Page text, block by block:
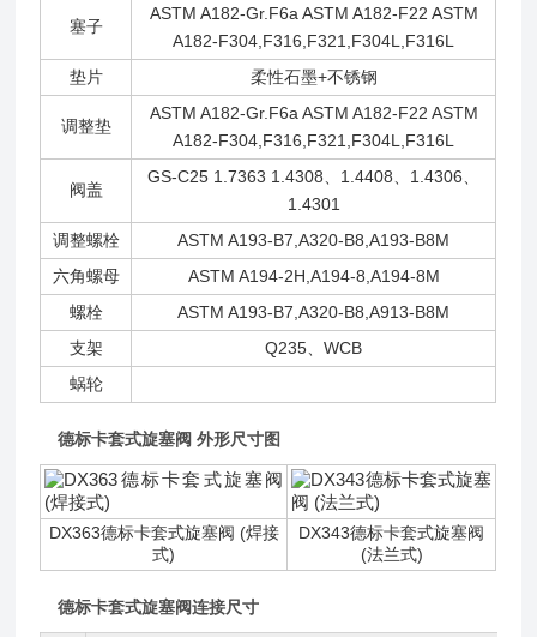
塞子
ASTM A182-Gr.F6a ASTM A182-F22 ASTM
A182-F304,F316,F321,F304L,F316L
垫片
柔性石墨+不锈钢
调整垫
ASTM A182-Gr.F6a ASTM A182-F22 ASTM
A182-F304,F316,F321,F304L,F316L
阀盖
GS-C25 1.7363 1.4308、1.4408、1.4306、
1.4301
调整螺栓
ASTM A193-B7,A320-B8,A193-B8M
六角螺母
ASTM A194-2H,A194-8,A194-8M
螺栓
ASTM A193-B7,A320-B8,A913-B8M
支架
Q235、WCB
蜗轮
德标卡套式旋塞阀 外形尺寸图
DX363德标卡套式旋塞阀 (焊接
式)
DX343德标卡套式旋塞阀
(法兰式)
德标卡套式旋塞阀连接尺寸